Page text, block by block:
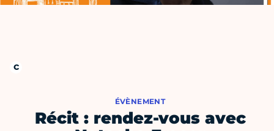
ÉVÈNEMENT
Récit : rendez-vous avec